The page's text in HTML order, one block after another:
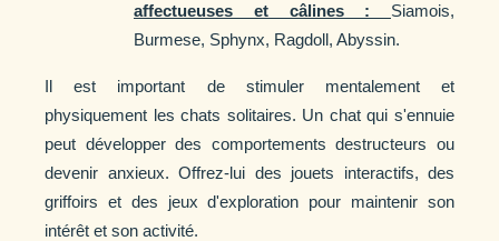
affectueuses et câlines : Siamois,
Burmese, Sphynx, Ragdoll, Abyssin.
Il est important de stimuler mentalement et
physiquement les chats solitaires. Un chat qui s'ennuie
peut développer des comportements destructeurs ou
devenir anxieux. Offrez-lui des jouets interactifs, des
griffoirs et des jeux d'exploration pour maintenir son
intérêt et son activité.